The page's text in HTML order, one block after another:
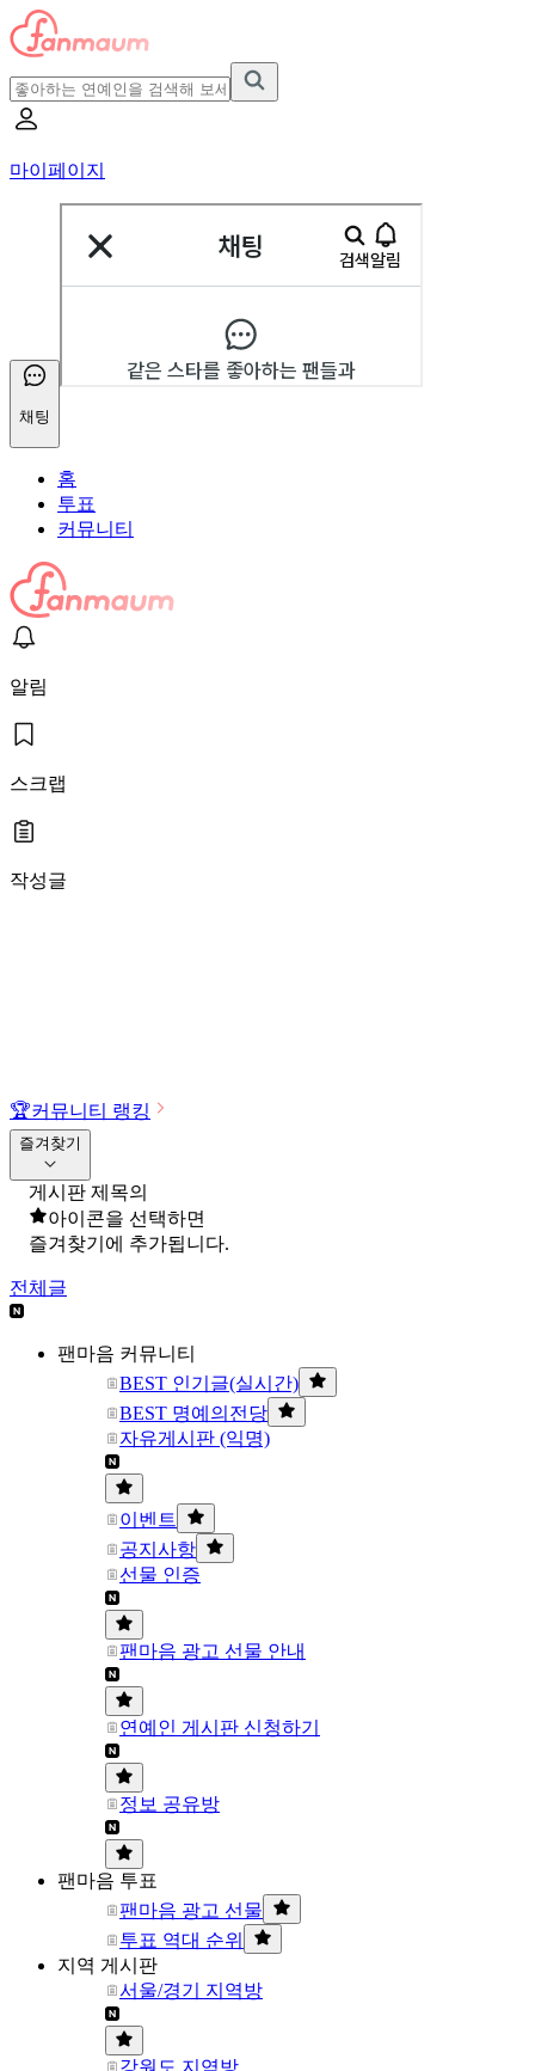
마이페이지
채팅
홈
투표
커뮤니티
알림
스크랩
작성글
🏆커뮤니티 랭킹
즐겨찾기
게시판 제목의
아이콘을 선택하면
즐겨찾기에 추가됩니다.
전체글
팬마음 커뮤니티
BEST 인기글(실시간)
BEST 명예의전당
자유게시판 (익명)
이벤트
공지사항
선물 인증
팬마음 광고 선물 안내
연예인 게시판 신청하기
정보 공유방
팬마음 투표
팬마음 광고 선물
투표 역대 순위
지역 게시판
서울/경기 지역방
강원도 지역방